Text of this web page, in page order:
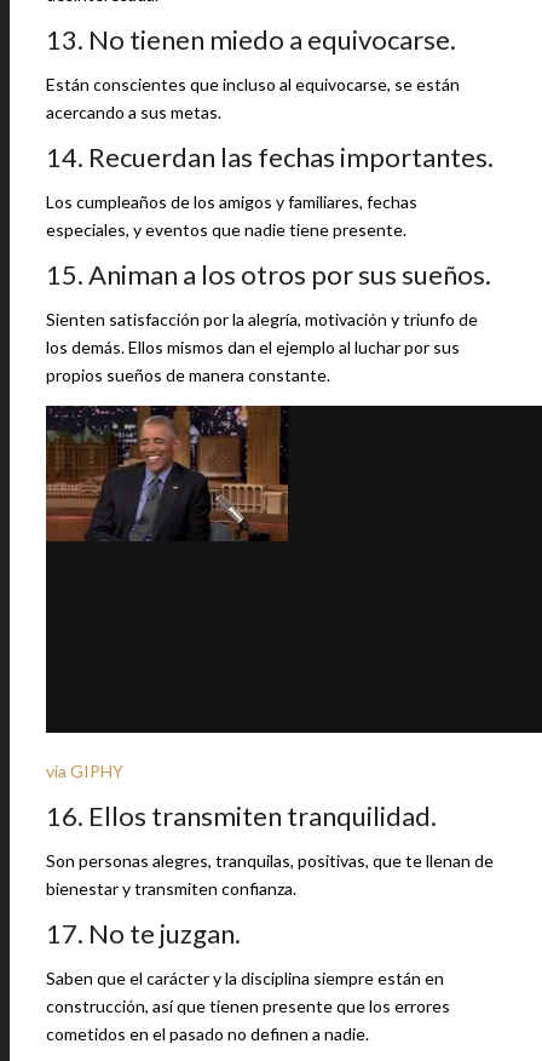
13. No tienen miedo a equivocarse.
Están conscientes que incluso al equivocarse, se están
acercando a sus metas.
14. Recuerdan las fechas importantes.
Los cumpleaños de los amigos y familiares, fechas
especiales, y eventos que nadie tiene presente.
15. Animan a los otros por sus sueños.
Sienten satisfacción por la alegría, motivación y triunfo de
los demás. Ellos mismos dan el ejemplo al luchar por sus
propios sueños de manera constante.
via GIPHY
16. Ellos transmiten tranquilidad.
Son personas alegres, tranquilas, positivas, que te llenan de
bienestar y transmiten confianza.
17. No te juzgan.
Saben que el carácter y la disciplina siempre están en
construcción, así que tienen presente que los errores
cometidos en el pasado no definen a nadie.